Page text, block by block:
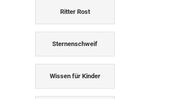
Ritter Rost
Sternenschweif
Wissen für Kinder